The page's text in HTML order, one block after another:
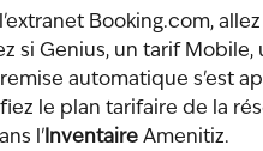
Booking.com,
si Genius, un tarif
automatique s'est
le plan tarifaire de la
l' Inventaire Amenitiz.